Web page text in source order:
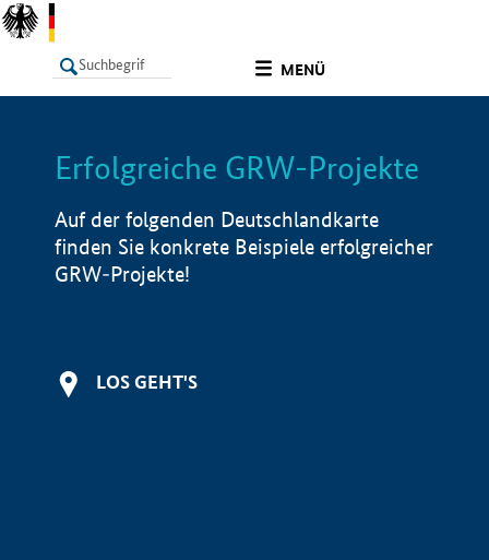
MENÜ
LISTE Info
Erfolgreiche GRW-Projekte
Auf der folgenden Deutschlandkarte
finden Sie konkrete Beispiele erfolgreicher
GRW-Projekte!
LOS GEHT'S